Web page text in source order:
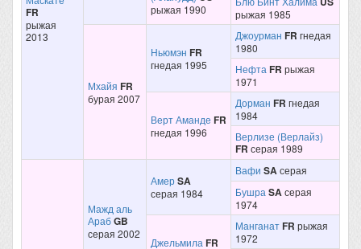
FR
рыжая
2013
рыжая 1990 рыжая 1985
Мхайя FR
бурая 2007
Ньюмэн FR
гнедая 1995
Джоурман FR гнедая
1980
Нефта FR рыжая
1971
Верт Аманде FR
гнедая 1996
Дорман FR гнедая
1984
Верлизе (Верлайз)
FR серая 1989
Мажд аль
АрабGB
серая 2002
АмерSA
серая 1984
Вафи SAсерая
Бушра SAсерая
1974
Джельмила FR
МанганатFR рыжая
1972